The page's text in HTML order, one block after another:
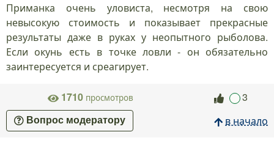
Приманка очень уловиста, несмотря на свою
невысокую стоимость и показывает прекрасные
результаты даже в руках у неопытного рыболова.
Если окунь есть в точке ловли - он обязательно
заинтересуется и среагирует.
1710 просмотров 3
Вопрос модератору в начало